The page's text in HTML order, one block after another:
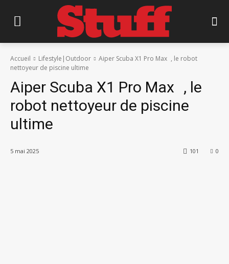
Accueil Lifestyle|Outdoor
Aiper Scuba X1 Pro Max , le robot
nettoyeur de piscine ultime
Aiper Scuba X1 Pro Max , le
robot nettoyeur de piscine
ultime
5 mai 2025 0
101